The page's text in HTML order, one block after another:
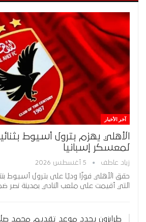
آخر الأخبار
الأهلي يهزم بترول أسيوط
لمعسكر إسبانيا
زياد عاطف 5 أغسطس 2026
التي أقيمت على ملعب النادي بمدينة نصر
طرابزون يحدد موعد تقديم محمد